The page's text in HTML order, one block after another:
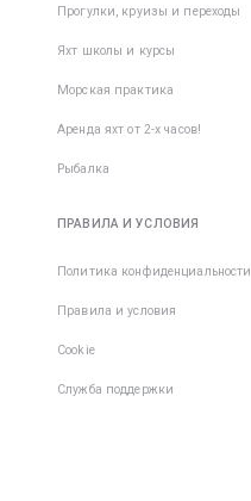
Прогулки, круизы и переходы
Яхт школы и курсы
Морская практика
Аренда яхт от 2-х часов!
Рыбалка
ПРАВИЛА И УСЛОВИЯ
Политика конфиденциальности
Правила и условия
Cookie
Служба поддержки